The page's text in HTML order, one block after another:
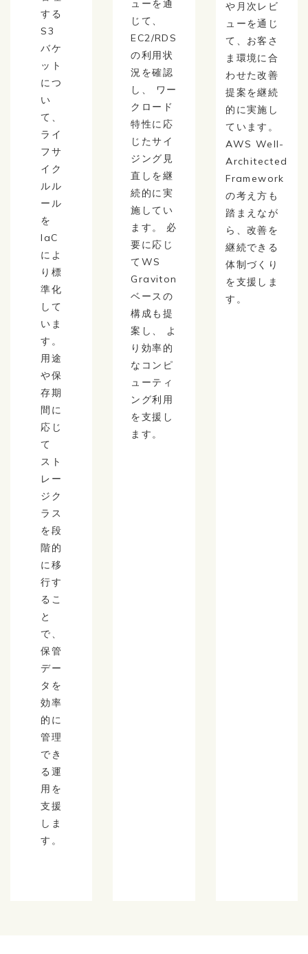
する
S3
バケ
ット
につ
い
て、
ライ
フサ
イク
ルル
ール
を
IaC
によ
り標
準化
して
いま
す。
用途
や保
存期
間に
応じ
て
スト
レー
ジク
ラス
を段
階的
に移
行す
るこ
と
で、
保管
デー
タを
効率
的に
管理
でき
る運
用を
支援
しま
す。
ューを通
じて、
EC2/RDS
の利用状
況を確認
し、 ワー
クロード
特性に応
じたサイ
ジング見
直しを継
続的に実
施してい
ます。 必
要に応じ
てWS
Graviton
ベースの
構成も提
案し、 よ
り効率的
なコンピ
ューティ
ング利用
を支援し
ます。
や月次レビ
ューを通じ
て、お客さ
ま環境に合
わせた改善
提案を継続
的に実施し
ています。
AWS Well-
Architected
Framework
の考え方も
踏まえなが
ら、改善を
継続できる
体制づくり
を支援しま
す。